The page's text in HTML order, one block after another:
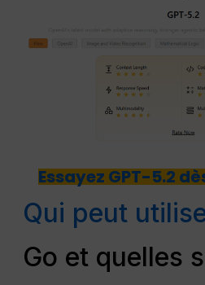
Essayez GPT-5.2
Qui peut
Go et quelles